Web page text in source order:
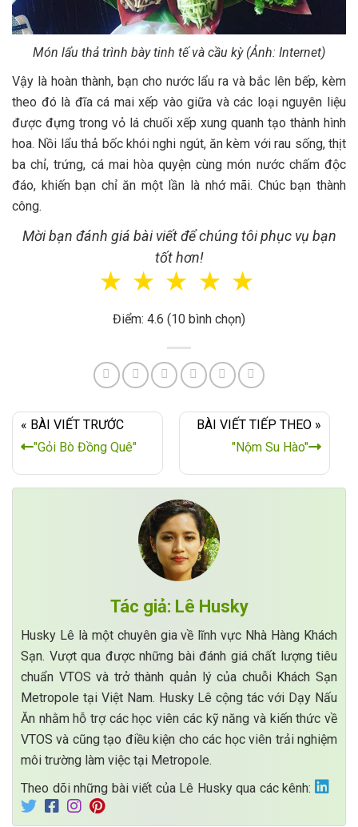
Món lẩu thả trình bày tinh tế và cầu kỳ (Ảnh: Internet)
Vậy là hoàn thành, bạn cho nước lẩu ra và bắc lên bếp, kèm
theo đó là đĩa cá mai xếp vào giữa và các loại nguyên liệu
được đựng trong vỏ lá chuối xếp xung quanh tạo thành hình
hoa. Nồi lẩu thả bốc khói nghi ngút, ăn kèm với rau sống, thịt
ba chỉ, trứng, cá mai hòa quyện cùng món nước chấm độc
đáo, khiến bạn chỉ ăn một lần là nhớ mãi. Chúc bạn thành
công.
Mời bạn đánh giá bài viết để chúng tôi phục vụ bạn
tốt hơn!
☆
☆
☆
☆
☆
Điểm: 4.6 (10 bình chọn)
« BÀI VIẾT TRƯỚC
"Gỏi Bò Đồng Quê"
BÀI VIẾT TIẾP THEO »
"Nộm Su Hào"
Tác giả: Lê Husky
Husky Lê là một chuyên gia về lĩnh vực Nhà Hàng Khách
Sạn. Vượt qua được những bài đánh giá chất lượng tiêu
chuẩn VTOS và trở thành quản lý của chuỗi Khách Sạn
Metropole tại Việt Nam. Husky Lê cộng tác với Dạy Nấu
Ăn nhằm hỗ trợ các học viên các kỹ năng và kiến thức về
VTOS và cũng tạo điều kiện cho các học viên trải nghiệm
môi trường làm việc tại Metropole.
Theo dõi những bài viết của Lê Husky qua các kênh: